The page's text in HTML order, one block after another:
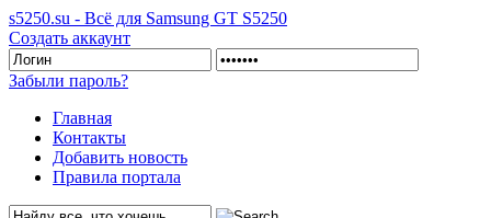
s5250.su - Всё для Samsung GT S5250
Создать аккаунт
Забыли пароль?
Главная
Контакты
Добавить новость
Правила портала